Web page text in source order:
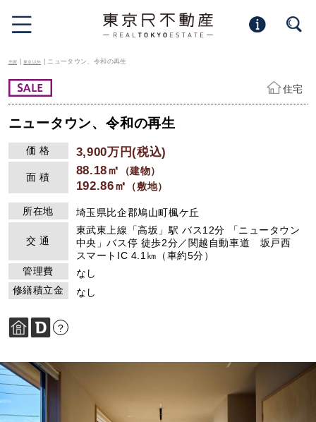
売買 東京以外 | ニュータウン、令和の再生
住宅
ニュータウン、令和の再生
価 格 3,900万円(税込)
面 積 88.18㎡ （建物）
192.86㎡ （敷地）
所在地 埼玉県比企郡鳩山町楓ケ丘
交 通
東武東上線「高坂」駅 バス12分 「ニュータウン
中央」バス停 徒歩2分／関越自動車道 坂戸西
スマートIC 4.1㎞（車約5分）
管理費
なし
修繕積立金
なし
?